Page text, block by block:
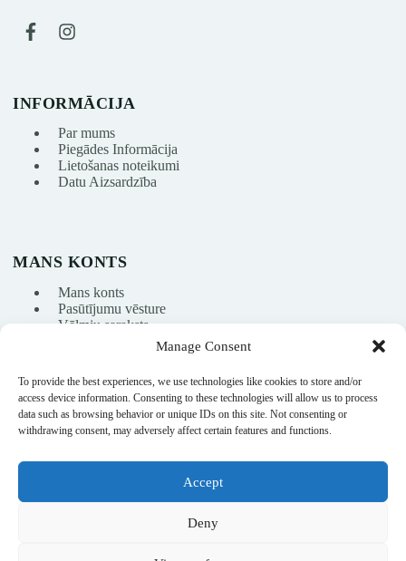
Manage Consent
To provide the best experiences, we use technologies like cookies to store and/or
access device information. Consenting to these technologies will allow us to process
data such as browsing behavior or unique IDs on this site. Not consenting or
withdrawing consent, may adversely affect certain features and functions.
Accept
Deny
INFORMĀCIJA
Par mums
Piegādes Informācija
Lietošanas noteikumi
Datu Aizsardzība
MANS KONTS
Mans konts
Pasūtījumu vēsture
Vēlmju saraksts
info@nikasport.eu
+371 28228266